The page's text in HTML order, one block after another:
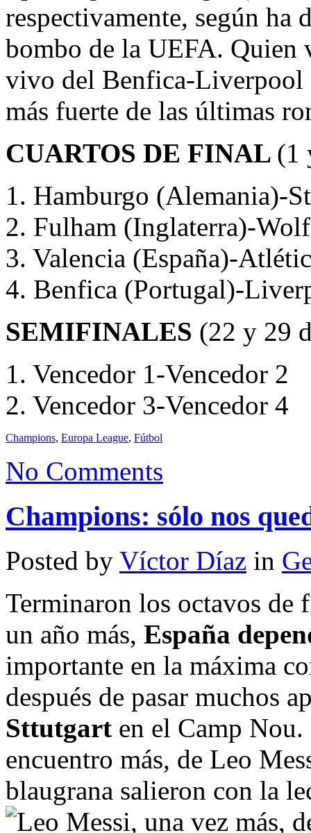
respectivamente, según ha
bombo de la UEFA. Quien
vivo del Benfica-Liverpool
más fuerte de las últimas
CUARTOS DE FINAL (1
1. Hamburgo (Alemania)-
2. Fulham (Inglaterra)-
3. Valencia (España)-
4. Benfica (Portugal)-
SEMIFINALES (22 y 29
1. Vencedor 1-Vencedor 2
2. Vencedor 3-Vencedor 4
Champions, Europa League, Fútbol
No Comments
Champions: sólo nos
Posted by Víctor Díaz in
Terminaron los octavos de
un año más, España
importante en la máxima
después de pasar muchos
Sttutgart en el Camp
encuentro más, de Leo
blaugrana salieron con la